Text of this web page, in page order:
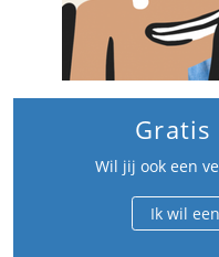
Gratis
Wil jij ook een
Ik wil